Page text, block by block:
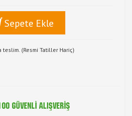
Sepete Ekle
(Resmi Tatiller Hariç)